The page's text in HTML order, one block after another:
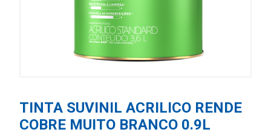
TINTA SUVINIL ACRILICO RENDE
COBRE MUITO BRANCO 0.9L